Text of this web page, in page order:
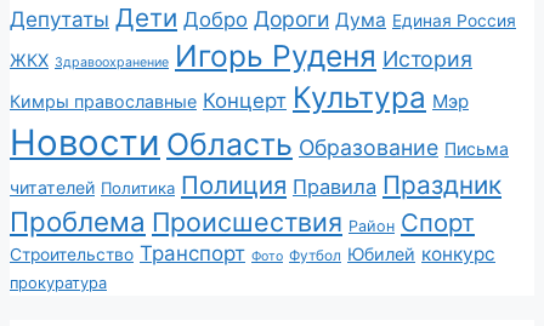
Депутаты Дети Добро Дороги Дума Единая Россия
ЖКХ Здравоохранение Игорь Руденя История
Кимры православные Концерт Культура Мэр
Новости Область Образование Письма
читателей Политика Полиция Правила Праздник
Проблема Происшествия Район Спорт
Строительство Транспорт Фото Футбол Юбилей конкурс
прокуратура